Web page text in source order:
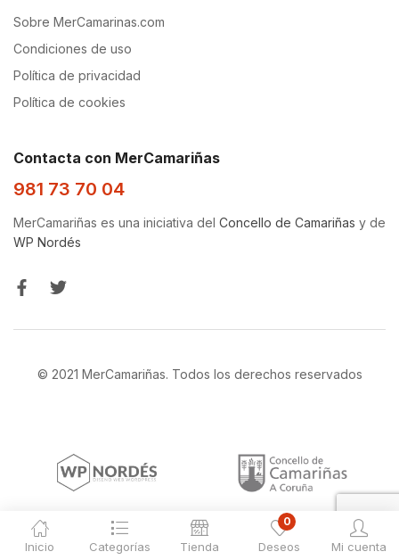
Inicio Categorías Tienda
0
Deseos Mi cuenta
Sobre MerCamarinas.com
Condiciones de uso
Política de privacidad
Política de cookies
Contacta con MerCamariñas
981 73 70 04
MerCamariñas es una iniciativa del Concello de Camariñas y de
WP Nordés
© 2021 MerCamariñas. Todos los derechos reservados